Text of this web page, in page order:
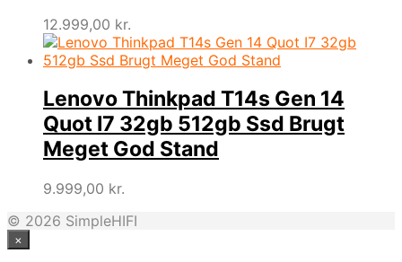
12.999,00 kr.
Lenovo Thinkpad T14s Gen 14
Quot I7 32gb 512gb Ssd Brugt
Meget God Stand
9.999,00 kr.
© 2026 SimpleHIFI
×